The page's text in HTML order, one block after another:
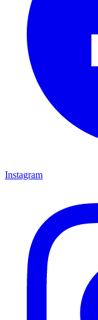
Instagram